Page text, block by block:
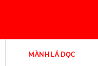
MÀNH LÁ DỌC